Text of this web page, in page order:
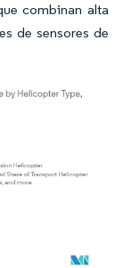
combinan alta
de sensores de